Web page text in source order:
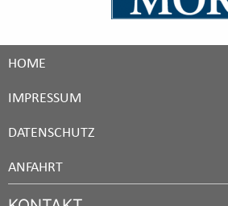
HOME
IMPRESSUM
DATENSCHUTZ
ANFAHRT